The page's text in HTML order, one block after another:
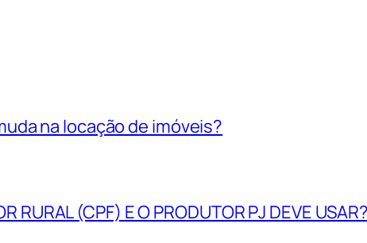
na locação de imóveis?
RURAL (CPF) E O PRODUTOR PJ DEVE